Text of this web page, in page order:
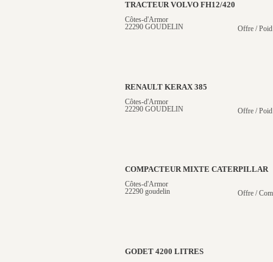
TRACTEUR VOLVO FH12/420
Côtes-d'Armor
22290 GOUDELIN
Offre /
RENAULT KERAX 385
Côtes-d'Armor
22290 GOUDELIN
Offre /
COMPACTEUR MIXTE CATERPILLAR
Côtes-d'Armor
22290 goudelin
Offre /
GODET 4200 LITRES